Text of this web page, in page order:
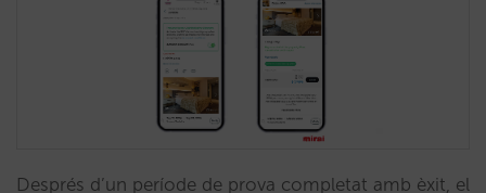
Després d’un període de prova completat amb èxit, el